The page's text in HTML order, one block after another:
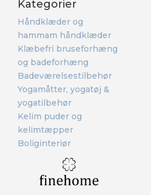
Kategorier
Håndklæder og
hammam håndklæder
Klæbefri bruseforhæng
og badeforhæng
Badeværelsestilbehør
Yogamåtter, yogatøj &
yogatilbehør
Kelim puder og
kelimtæpper
Boliginteriør